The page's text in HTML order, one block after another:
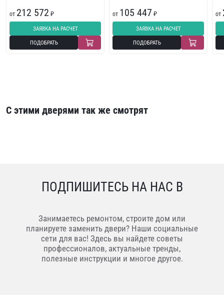
от 212 572 ₽
ЗАЯВКА НА РАСЧЕТ
ПОДОБРАТЬ
от 105 447 ₽
ЗАЯВКА НА РАСЧЕТ
ПОДОБРАТЬ
от
С этими дверями так же смотрят
ПОДПИШИТЕСЬ НА НАС В
Занимаетесь ремонтом, строите дом или
планируете заменить двери? Наши социальные
сети для вас! Здесь вы найдете советы
профессионалов, актуальные тренды,
полезные инструкции и многое другое.